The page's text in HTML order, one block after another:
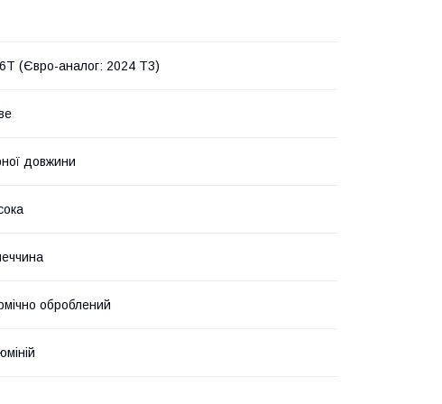
(Євро-аналог: 2024 T3)
довжини
оброблений